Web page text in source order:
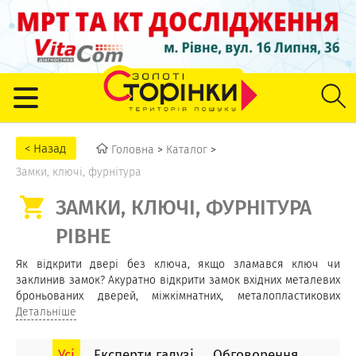
Головна > Каталог >
Замки, ключі, фурнітура
ЗАМКИ, КЛЮЧІ, ФУРНІТУРА
РІВНЕ
Як відкрити двері без ключа, якщо зламався ключ чи
заклинив замок? Акуратно відкрити замок вхідних металевих
броньованих дверей, міжкімнатних, металопластикових
дверей, автомобільних дверей допоможуть спеціальні
вичерпну консультацію щодо заміни чи ремонту замка,
Детальніше